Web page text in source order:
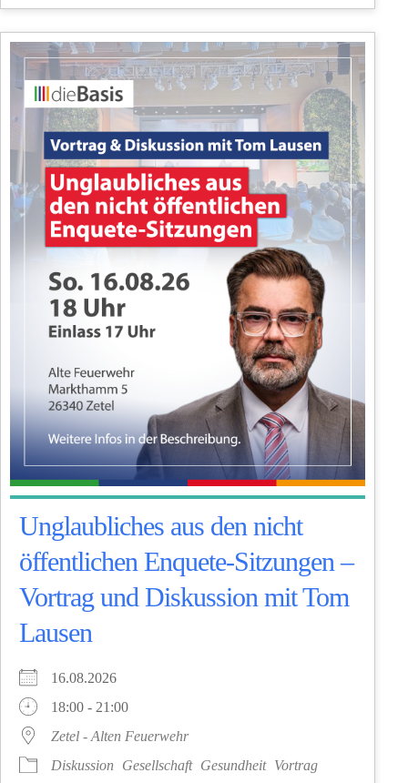
Unglaubliches aus den nicht
öffentlichen Enquete-Sitzungen –
Vortrag und Diskussion mit Tom
Lausen
16.08.2026
18:00 - 21:00
Zetel - Alten Feuerwehr
Diskussion
Gesellschaft Gesundheit Vortrag